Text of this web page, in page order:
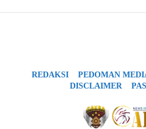
REDAKSI PEDOMAN
DISCLAIMER